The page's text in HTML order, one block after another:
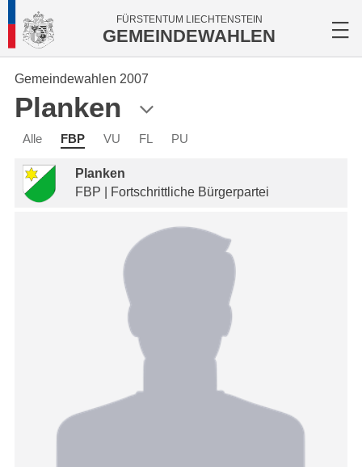
FÜRSTENTUM LIECHTENSTEIN
GEMEINDEWAHLEN
Gemeindewahlen 2007
Planken
Alle FBP VU FL PU
Planken
FBP | Fortschrittliche Bürgerpartei